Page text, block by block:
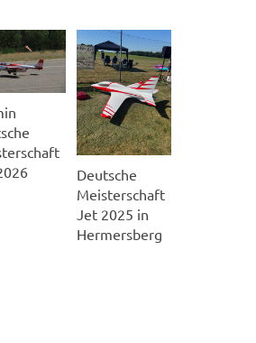
Deutsche
Meisterschaft
Jet 2025 in
Hermersberg